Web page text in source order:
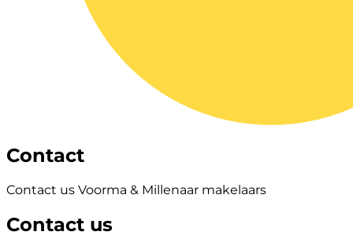
Contact
Contact us Voorma & Millenaar makelaars
Contact us